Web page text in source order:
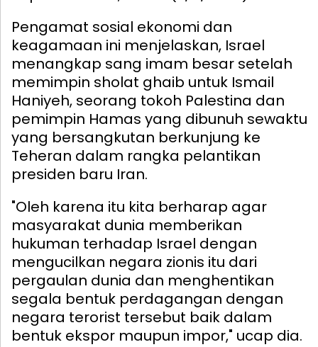
Pengamat sosial ekonomi dan
keagamaan ini menjelaskan, Israel
menangkap sang imam besar setelah
memimpin sholat ghaib untuk Ismail
Haniyeh, seorang tokoh Palestina dan
pemimpin Hamas yang dibunuh sewaktu
yang bersangkutan berkunjung ke
Teheran dalam rangka pelantikan
presiden baru Iran.
"Oleh karena itu kita berharap agar
masyarakat dunia memberikan
hukuman terhadap Israel dengan
mengucilkan negara zionis itu dari
pergaulan dunia dan menghentikan
segala bentuk perdagangan dengan
negara terorist tersebut baik dalam
bentuk ekspor maupun impor," ucap dia.